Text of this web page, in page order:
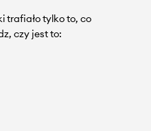
trafiało tylko to, co
czy jest to: